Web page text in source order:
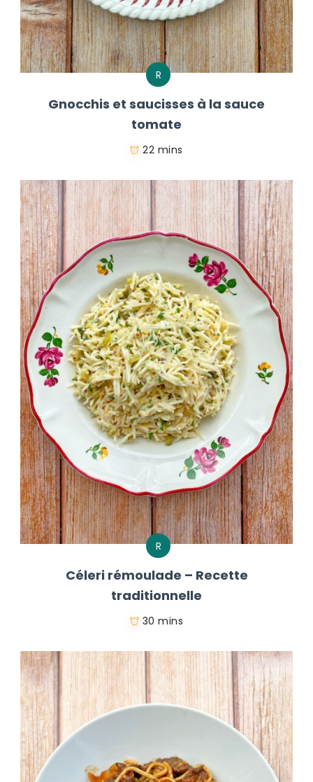
R
Gnocchis et saucisses à la sauce
tomate
22 mins
R
Céleri rémoulade – Recette
traditionnelle
30 mins